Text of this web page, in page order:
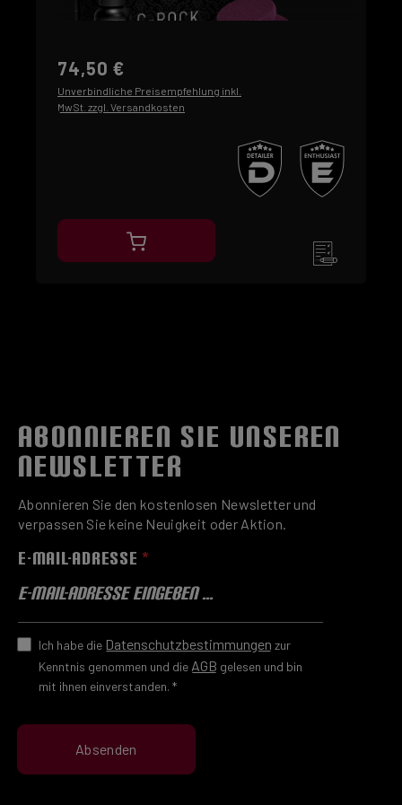
74,50 €
Unverbindliche Preisempfehlung inkl.
MwSt. zzgl. Versandkosten
ABONNIEREN SIE UNSEREN
NEWSLETTER
Abonnieren Sie den kostenlosen Newsletter und
verpassen Sie keine Neuigkeit oder Aktion.
E-MAIL-ADRESSE*
Ich habe die Datenschutzbestimmungen zur
Kenntnis genommen und die AGB gelesen und bin
mit ihnen einverstanden. *
Absenden